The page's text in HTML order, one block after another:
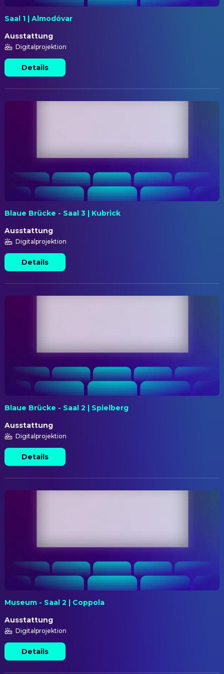
Saal 1 | Almodóvar
Ausstattung
Digitalprojektion
Details
Blaue Brücke - Saal 3 | Kubrick
Ausstattung
Digitalprojektion
Details
Blaue Brücke - Saal 2 | Spielberg
Ausstattung
Digitalprojektion
Details
Museum - Saal 2 | Coppola
Ausstattung
Digitalprojektion
Details